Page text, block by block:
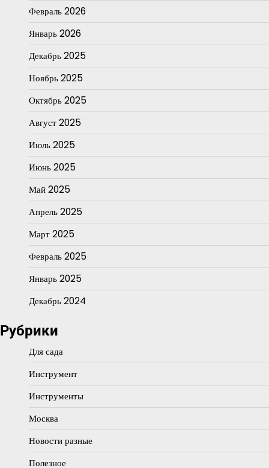
Февраль 2026
Январь 2026
Декабрь 2025
Ноябрь 2025
Октябрь 2025
Август 2025
Июль 2025
Июнь 2025
Май 2025
Апрель 2025
Март 2025
Февраль 2025
Январь 2025
Декабрь 2024
Рубрики
Для сада
Инструмент
Инструменты
Москва
Новости разные
Полезное